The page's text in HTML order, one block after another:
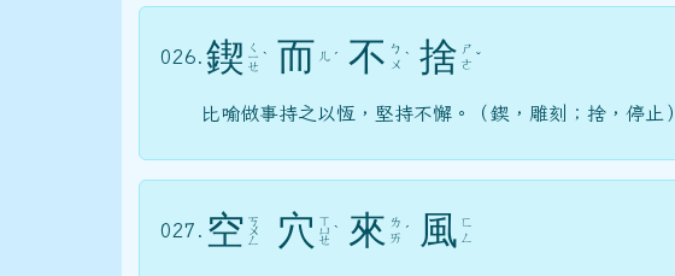
026. 鍥 ㄑ
ㄧ
ㄝ
ˋ 而 ㄦ ˊ 不 ㄅ
ㄨ ˋ 捨 ㄕ
ㄜ ˇ
比喻做事持之以恆，堅持不懈。（鍥，雕刻；捨，停止）
027. 空 ㄎ
ㄨ
ㄥ 穴 ㄒ
ㄩ
ㄝ
ˋ 來 ㄌ
ㄞ ˊ 風 ㄈ
ㄥ